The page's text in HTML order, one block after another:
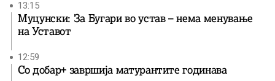
13:15
Муцунски: За Бугари во устав – нема менување
на Уставот
12:59
Со добар+ завршија матурантите годинава